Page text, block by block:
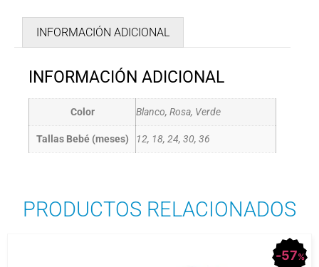
INFORMACIÓN ADICIONAL
INFORMACIÓN ADICIONAL
Color Blanco, Rosa, Verde
Tallas Bebé (meses) 12, 18, 24, 30, 36
PRODUCTOS RELACIONADOS
57%